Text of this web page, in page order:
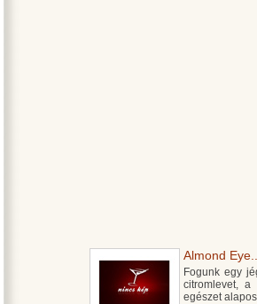
Almond
Fogunk egy
citromlevet,
egészet